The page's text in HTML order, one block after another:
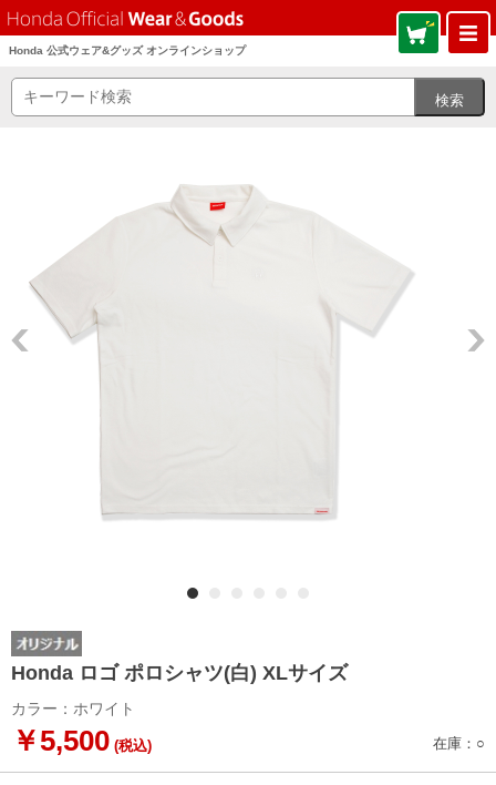
Honda 公式ウェア&グッズ オンラインショップ
Honda ロゴ ポロシャツ(白) XLサイズ
カラー：ホワイト
￥5,500 (税込) 在庫：○